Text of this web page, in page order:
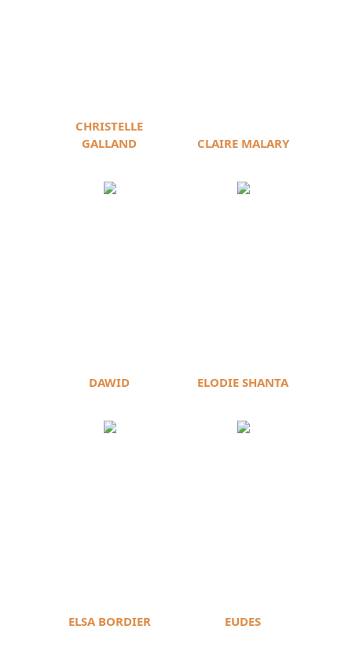
CHRISTELLE
GALLAND
CLAIRE MALARY
DAWID ELODIE SHANTA
ELSA BORDIER EUDES